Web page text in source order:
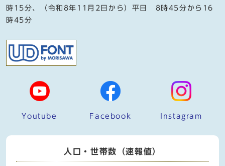
時15分、（令和8年11月2日から）平日 8時45分から16
時45分
Youtube Facebook Instagram
人口・世帯数（速報値）